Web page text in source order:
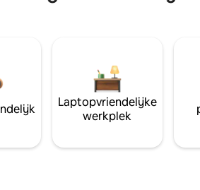
Laptopvriendelijke
werkplek